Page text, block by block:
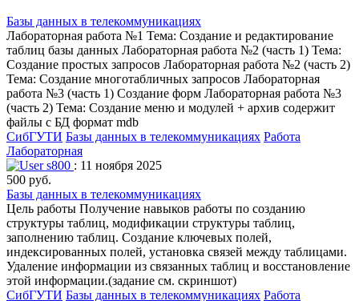
Базы данных в телекоммуникациях
Лабораторная работа №1 Тема: Создание и редактирование
таблиц базы данных Лабораторная работа №2 (часть 1) Тема:
Создание простых запросов Лабораторная работа №2 (часть 2)
Тема: Создание многотабличных запросов Лабораторная
работа №3 (часть 1) Создание форм Лабораторная работа №3
(часть 2) Тема: Создание меню и модулей + архив содержит
файлы с БД формат mdb
СибГУТИ Базы данных в телекоммуникациях Работа
Лабораторная
s800 : 11 ноября 2025
500 руб.
Базы данных в телекоммуникациях
Цель работы Получение навыков работы по созданию
структуры таблиц, модификации структуры таблиц,
заполнению таблиц. Создание ключевых полей,
индексированных полей, установка связей между таблицами.
Удаление информации из связанных таблиц и восстановление
этой информации.(задание см. скриншот)
СибГУТИ Базы данных в телекоммуникациях Работа